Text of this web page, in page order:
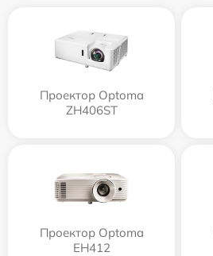
Проектор Optoma
ZH406ST
Проектор Optoma
EH412